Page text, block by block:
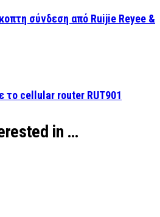
σύνδεση από Ruijie Reyee &
το cellular router RUT901
in …